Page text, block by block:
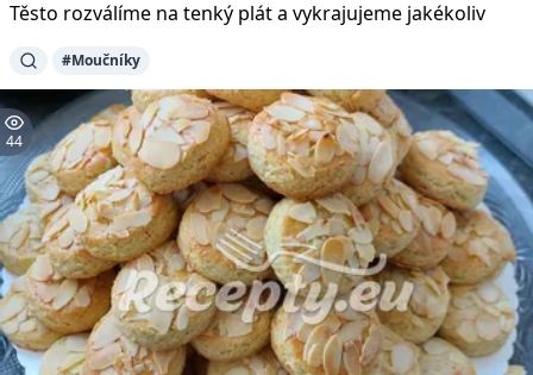
Těsto rozválíme na tenký plát a vykrajujeme jakékoliv
#Moučníky
44